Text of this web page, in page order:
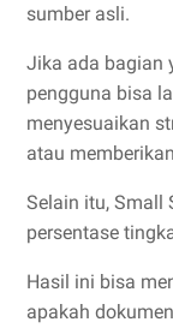
sumber asli.
Jika ada bagian
pengguna bisa
menyesuaikan
atau
Selain itu, Small
persentase
Hasil ini bisa
apakah